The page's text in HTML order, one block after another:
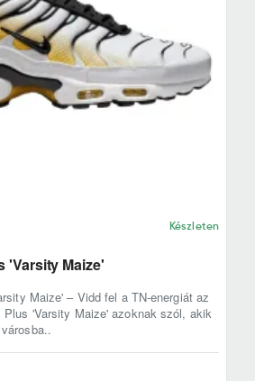
Készleten
'Varsity Maize'
Maize' – Vidd fel a TN-energiát az
'Varsity Maize' azoknak szól, akik